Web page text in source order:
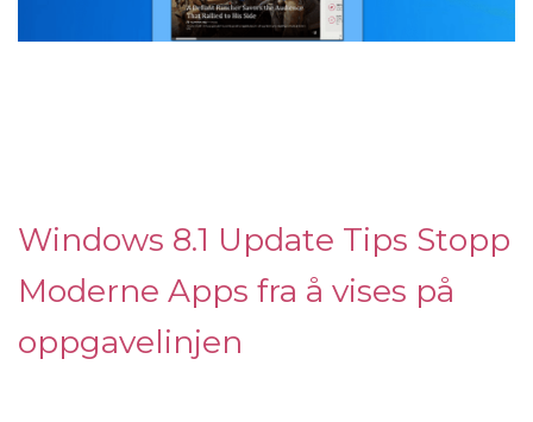
Windows 8.1 Update Tips Stopp
Moderne Apps fra å vises på
oppgavelinjen